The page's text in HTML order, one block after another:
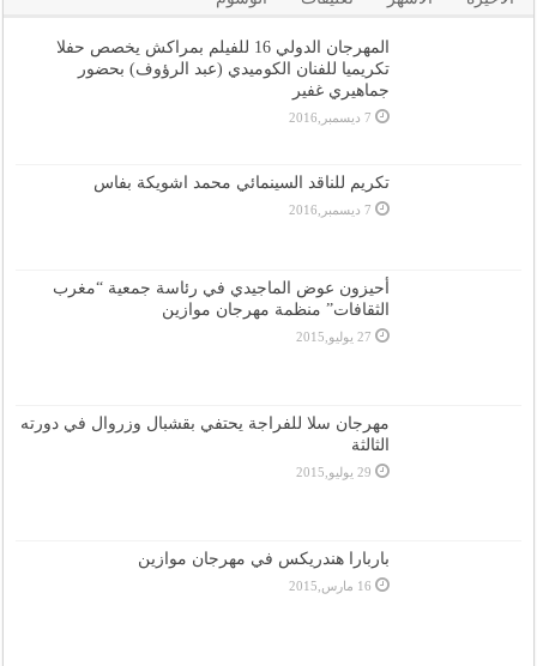
المهرجان الدولي 16 للفيلم بمراكش يخصص حفلا
تكريميا للفنان الكوميدي (عبد الرؤوف) بحضور
جماهيري غفير
7 ديسمبر,2016
تكريم للناقد السينمائي محمد اشويكة بفاس
7 ديسمبر,2016
أحيزون عوض الماجيدي في رئاسة جمعية “مغرب
الثقافات” منظمة مهرجان موازين
27 يوليو,2015
مهرجان سلا للفراجة يحتفي بقشبال وزروال في دورته
الثالثة
29 يوليو,2015
باربارا هندريكس في مهرجان موازين
16 مارس,2015